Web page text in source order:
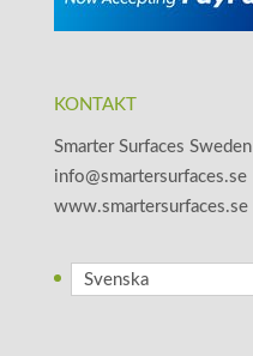
KONTAKT
Smarter Surfaces Sweden
info@smartersurfaces.se
www.smartersurfaces.se
Svenska